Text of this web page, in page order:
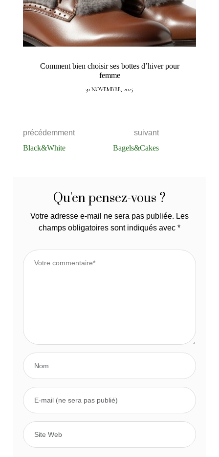
Comment bien choisir ses bottes d’hiver pour
femme
30 NOVEMBRE, 2025
précédemment
Black&White
suivant
Bagels&Cakes
Qu'en pensez-vous ?
Votre adresse e-mail ne sera pas publiée. Les
champs obligatoires sont indiqués avec *